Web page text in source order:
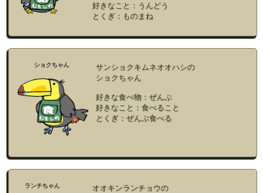
好きなこと：うんどう
とくぎ：ものまね
ショクちゃん
サンショクキムネオオハシの
ショクちゃん
好きな食べ物：ぜんぶ
好きなこと：食べること
とくぎ：ぜんぶ食べる
ランチちゃん
オオキンランチョウの